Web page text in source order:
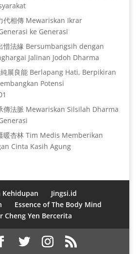
代相傳 Mewariskan Ikrar
ke Generasi
惜法緣 Bersumbangsih dengan
Jalinan Jodoh Dharma
展良能 Berlapang Hati, Berpikiran
Potensi
傳法脈 Mewariskan Silsilah Dharma
暖杏林 Tim Medis Memberikan
Cinta Kasih Agung
Kehidupan
Jingsi.id
Essence of The Body Mind
Cheng Yen Bercerita